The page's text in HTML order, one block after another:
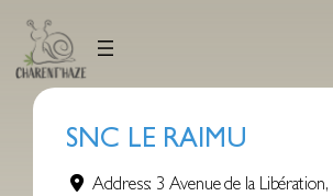
contenu
SNC LE RAIMU
Address: 3 Avenue de la Libération,